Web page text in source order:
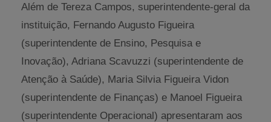
Além de Tereza Campos, superintendente-geral da
instituição, Fernando Augusto Figueira
(superintendente de Ensino, Pesquisa e
Inovação), Adriana Scavuzzi (superintendente de
Atenção à Saúde), Maria Silvia Figueira Vidon
(superintendente de Finanças) e Manoel Figueira
(superintendente Operacional) apresentaram aos